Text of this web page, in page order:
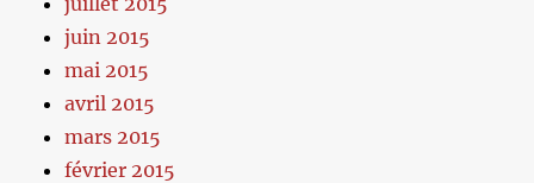
juin 2015
mai 2015
avril 2015
mars 2015
février 2015